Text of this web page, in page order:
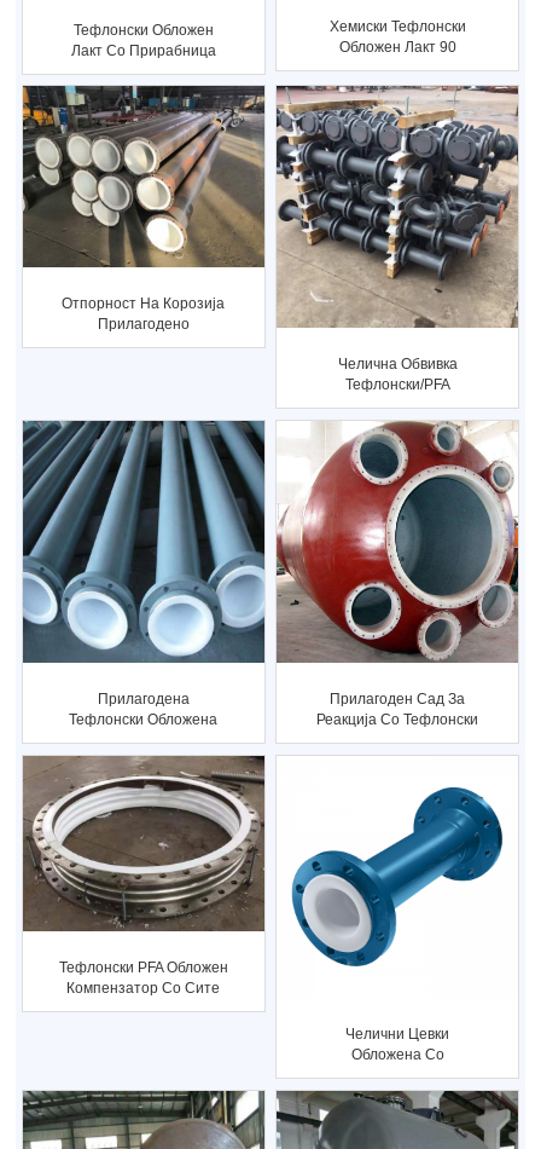
Тефлонски Обложен
Лакт Со Прирабница
Хемиски Тефлонски
Обложен Лакт 90
Степени
Отпорност На Корозија
Прилагодено
Тефлонски Обложено
Челична Обвивка
Тефлонски/PFA
Антикорозивен
Јаглерод Ste...
Прилагодена
Тефлонски Обложена
Цевка Со Лабава
Прирабница За...
Прилагоден Сад За
Реакција Со Тефлонски
Обложен Според Д-Р...
Тефлонски PFA Обложен
Компензатор Со Сите
Големини Тефлонски
Челични Цевки
Обложена Со
Тефлонски Цевки Со 2
Фиксни Заварени...